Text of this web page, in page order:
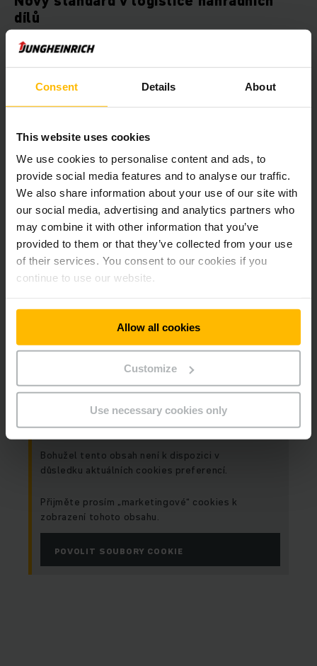
Consent Details About
This website uses cookies
We use cookies to personalise content and ads, to
provide social media features and to analyse our traffic.
We also share information about your use of our site with
our social media, advertising and analytics partners who
may combine it with other information that you’ve
provided to them or that they’ve collected from your use
of their services. You consent to our cookies if you
continue to use our website.
Allow all cookies
Customize
Use necessary cookies only
dílů
Došlo kezvýšení produktivity
centrálnímu skladu náhradních dílů o více než50 procent.
Denně
expedujeme více než 11 000 dílů
po celém světě.
Díky řešení na míru lze expedovat až 1 000 náhradních dílů za
hodinu ve třech časových pásmech (Amerika, střední Evropa a
Kancelářské prostory o rozloze 3 800 m 2
náhradních dílů jsou zřízeny jako open-space. "Výraznou
výhodou tohoto prostorového konceptu jsou transparentní a
přímé komunikační cesty mezi zaměstnanci. Příchozí
objednávky jsou vyřizovány efektivněji, takže naši zákazníci
dostanou objednané náhradní díly rychleji," říká Stefan Brehm,
manažer společnosti Jungheinrich Service & Parts AG & Co.
Centrum náhradních dílů
Jungheinrich Kaltenkirchen
PDF(377,9 KB)
Vložený obsah vyžaduje souhlas.
Bohužel tento obsah není k dispozici v
důsledku aktuálních cookies preferencí.
Přijměte prosím „marketingové“ cookies k
zobrazení tohoto obsahu.
POVOLIT SOUBORY COOKIE